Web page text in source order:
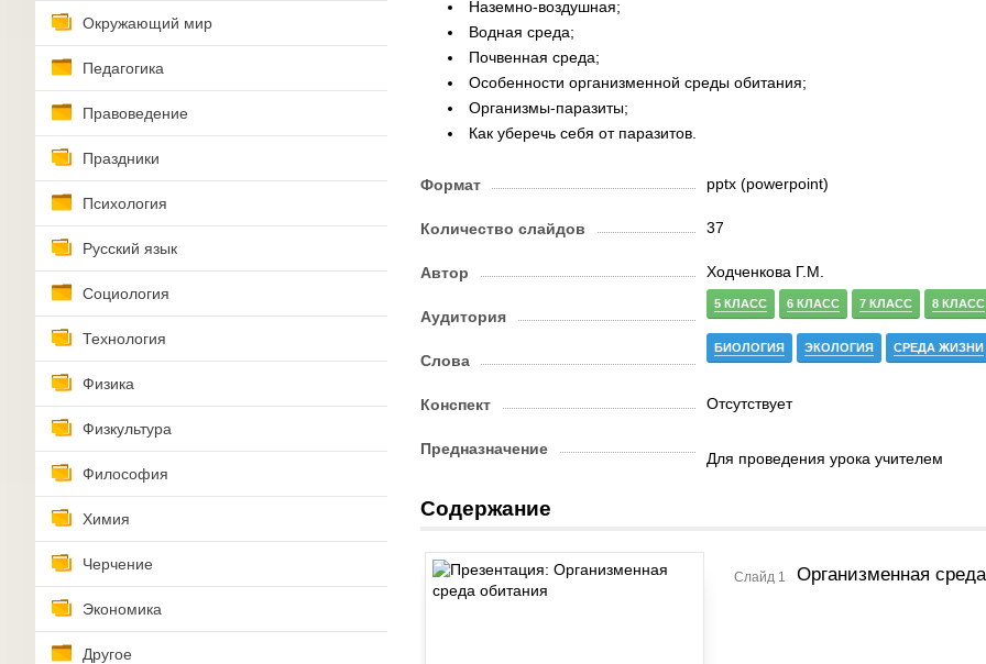
Окружающий мир
Педагогика
Правоведение
Праздники
Психология
Русский язык
Социология
Технология
Физика
Физкультура
Философия
Химия
Черчение
Экономика
Другое
Наземно-воздушная;
Водная среда;
Почвенная среда;
Особенности организменной среды обитания;
Организмы-паразиты;
Как уберечь себя от паразитов.
Формат pptx (powerpoint)
Количество слайдов 37
Автор Ходченкова Г.М.
Аудитория
5 КЛАСС 6 КЛАСС 7 КЛАСС 8 КЛАСС
Слова
БИОЛОГИЯ ЭКОЛОГИЯ СРЕДА ЖИЗНИ
Конспект Отсутствует
Предназначение
Для проведения урока учителем
Содержание
Слайд 1 Организменная